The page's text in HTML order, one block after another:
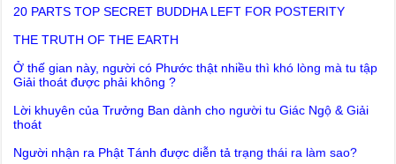
THE TRUTH OF THE EARTH
Ở thế gian này, người có Phước thật nhiều thì khó lòng mà tu tập
Lời khuyên của Trưởng Ban dành cho người tu Giác Ngộ & Giải
Người nhận ra Phật Tánh được diễn tả trạng thái ra làm sao?
Đức Phật dạy về cách tạo Công Đức và Phước Đức
Giải đáp Thiền tông P19 - Ma Vương là ai? Cha để đức cho con?